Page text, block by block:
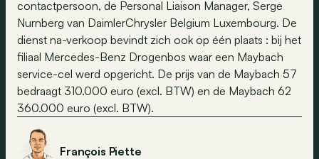
contactpersoon, de Personal Liaison Manager, Serge
Nurnberg van DaimlerChrysler Belgium Luxembourg. De
dienst na-verkoop bevindt zich ook op één plaats : bij het
filiaal Mercedes-Benz Drogenbos waar een Maybach
service-cel werd opgericht. De prijs van de Maybach 57
bedraagt 310.000 euro (excl. BTW) en de Maybach 62
360.000 euro (excl. BTW).
François Piette